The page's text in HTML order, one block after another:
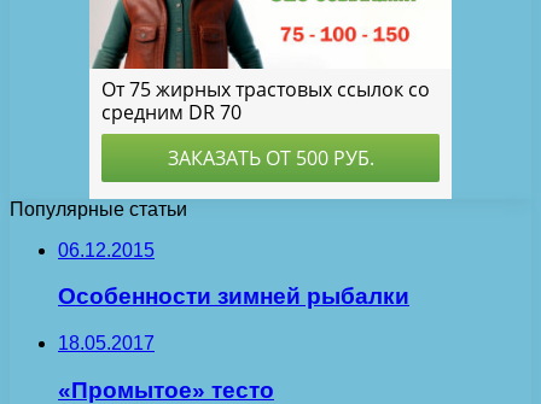
Популярные статьи
06.12.2015
Особенности зимней рыбалки
18.05.2017
«Промытое» тесто